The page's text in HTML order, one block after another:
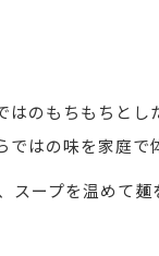
のもちもちとし
はの味を家庭で
ープを温めて麺